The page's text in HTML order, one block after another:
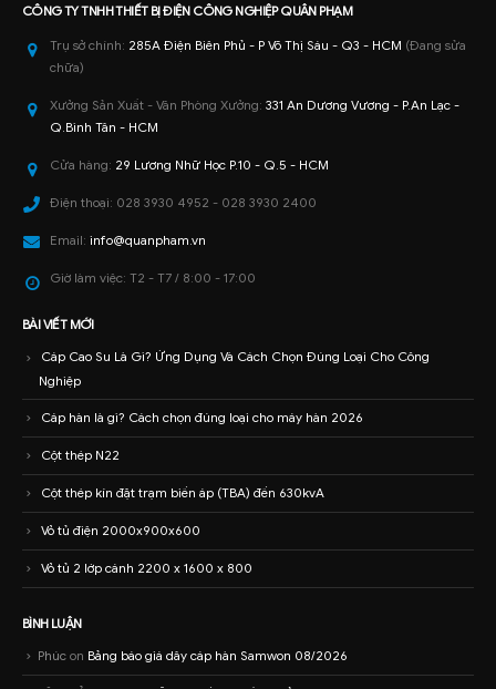
CÔNG TY TNHHTHIẾT BỊ ĐIỆN CÔNG NGHIỆPQUÂN PHẠM
Trụ sở chính: 285A Điện Biên Phủ - P Võ Thị Sáu - Q3 - HCM (Đang sửa
chữa)
Xưởng Sản Xuất - Văn Phòng Xưởng: 331 An Dương Vương - P.An Lạc -
Q.Bình Tân - HCM
Cửa hàng: 29 Lương Nhữ Học P.10 - Q.5 - HCM
Điện thoại: 028 3930 4952 - 028 3930 2400
Email: info@quanpham.vn
Giờ làm việc: T2 - T7 / 8:00 - 17:00
BÀI VIẾT MỚI
Cáp Cao Su Là Gì? Ứng Dụng Và Cách Chọn Đúng Loại Cho Công
Nghiệp
Cáp hàn là gì? Cách chọn đúng loại cho máy hàn 2026
Cột thép N22
Cột thép kín đặt trạm biến áp (TBA) đến 630kvA
Vỏ tủ điện 2000x900x600
Vỏ tủ 2 lớp cánh 2200 x 1600 x 800
BÌNH LUẬN
Phúc on Bảng báo giá dây cáp hàn Samwon 08/2026